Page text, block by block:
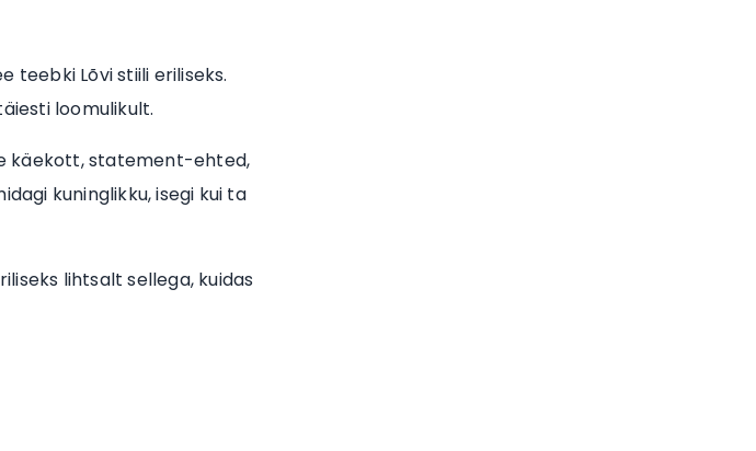
teebki Lõvi stiili eriliseks.
loomulikult.
käekott, statement-ehted,
kuninglikku, isegi kui ta
lihtsalt sellega, kuidas